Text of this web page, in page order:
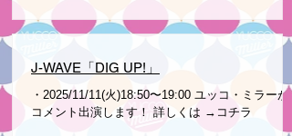
J-WAVE「DIG UP!」
・2025/11/11(火)18:50〜19:00 ユッコ・ミラーが
コメント出演します！ 詳しくは →コチラ